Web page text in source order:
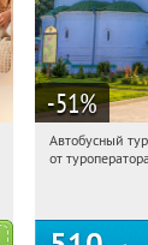
-51%
11:34:21
Автобусный
от